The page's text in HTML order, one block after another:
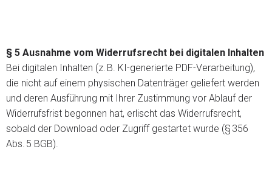
§ 5 Ausnahme vom Widerrufsrecht bei digitalen Inhalten
Bei digitalen Inhalten (z. B. KI-generierte PDF-Verarbeitung),
die nicht auf einem physischen Datenträger geliefert werden
und deren Ausführung mit Ihrer Zustimmung vor Ablauf der
Widerrufsfrist begonnen hat, erlischt das Widerrufsrecht,
sobald der Download oder Zugriff gestartet wurde (§ 356
Abs. 5 BGB).